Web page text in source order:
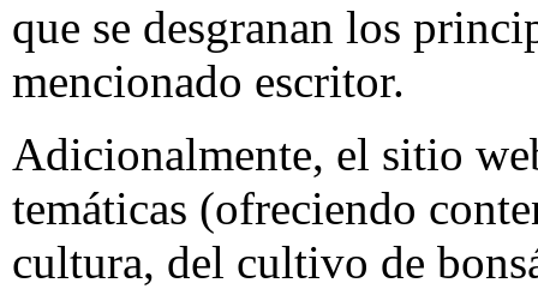
que se desgranan los
mencionado escritor.
Adicionalmente, el sitio
temáticas (ofreciendo
cultura, del cultivo de